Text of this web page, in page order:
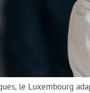
le Luxembourg